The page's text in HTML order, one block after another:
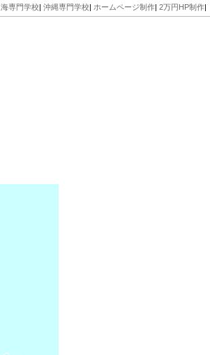
専門学校| 沖縄専門学校| ホームページ制作| 2万円HP制作|